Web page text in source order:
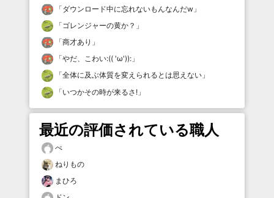
「ダウンロード中に忘れないもんなんだw 」
「ゴレンジャーの黄か？ 」
「商才あり 」
「やだ、こわい:(( 'ω')): 」
「全体に及ぶ体質を変えられるとは思えない 」
「いつかその時が来るさ! 」
最近の評価されている職人
ぺ
ねりもの
まひろ